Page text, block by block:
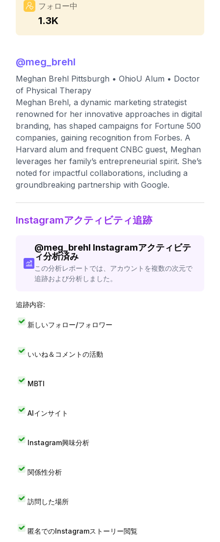
フォロー中
1.3K
@meg_brehl
Meghan Brehl Pittsburgh • OhioU Alum • Doctor
of Physical Therapy
Meghan Brehl, a dynamic marketing strategist
renowned for her innovative approaches in digital
branding, has shaped campaigns for Fortune 500
companies, gaining recognition from Forbes. A
Harvard alum and frequent CNBC guest, Meghan
leverages her family’s entrepreneurial spirit. She’s
noted for impactful collaborations, including a
groundbreaking partnership with Google.
Instagramアクティビティ追跡
@meg_brehl Instagramアクティビテ
ィ分析済み
この分析レポートでは、アカウントを複数の次元で
追跡および分析しました。
追跡内容:
新しいフォロー/フォロワー
いいね＆コメントの活動
MBTI
AIインサイト
Instagram興味分析
関係性分析
訪問した場所
匿名でのInstagramストーリー閲覧